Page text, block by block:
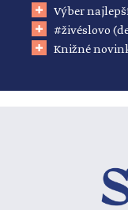
Výber
#živéslovo
Knižné